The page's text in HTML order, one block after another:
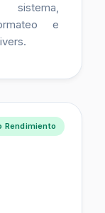
sistema,
e
Rendimiento